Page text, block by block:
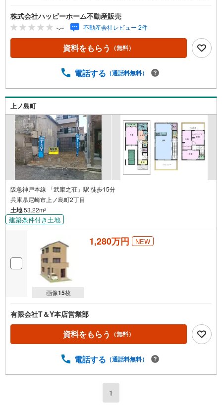
ったり◇キッチンにはパナソニック製の設備を採用◇会話
の弾む対面式システムキッチン◇カラーセレクト可能◇バ
ルコニー4箇所 洗濯物の多い日にも便利◇WIC・SCL等、
各部屋収納充実◇安心の小・中学校徒歩圏内【教育施設】
尼崎市立立花北小学校:徒歩9分尼崎市立立花中学校:徒歩7
歩10分ローソン尼崎上ノ島店:徒歩4分ライフォート 南塚口
とりにピッタリの「お住い探し」をお手伝い致します！
株式会社ハッピーホーム不動産販売
-.-- 不動産会社レビュー 2件
資料をもらう （無料）
電話する （通話料無料）
上ノ島町
阪急神戸本線 「武庫之荘」駅 徒歩15分
兵庫県尼崎市上ノ島町2丁目
土地53.22m2
建築条件付き土地
画像15枚
1,280万円 NEW
有限会社T＆Y本店営業部
資料をもらう （無料）
電話する （通話料無料）
1